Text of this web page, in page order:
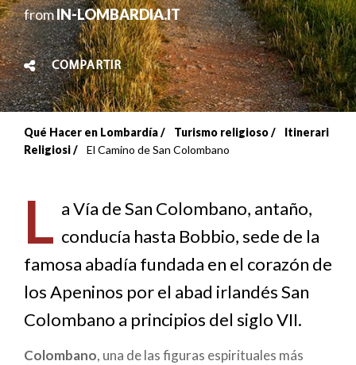
fromIN-LOMBARDIA.IT
COMPARTIR
Sobrescribir
ayuda
a
la
navegación
Qué Hacer en Lombardía Turismo religioso
Itinerari
Religiosi
El Camino de San Colombano
L a Vía de San Colombano, antaño,
conducía hasta Bobbio, sede de la
famosa abadía fundada en el corazón de
los Apeninos por el abad irlandés San
Colombano a principios del siglo VII.
Colombano, una de las figuras espirituales más